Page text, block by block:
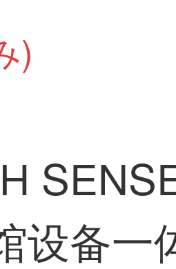
)
设备一